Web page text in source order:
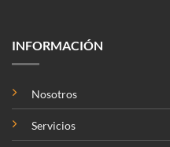
INFORMACIÓN
Nosotros
Servicios